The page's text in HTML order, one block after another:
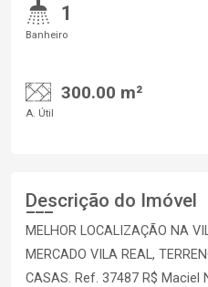
1
Banheiro
300.00 m²
A. Útil
Descrição do Imóvel
MELHOR LOCALIZAÇÃO NA
MERCADO VILA REAL,
CASAS. Ref. 37487 R$